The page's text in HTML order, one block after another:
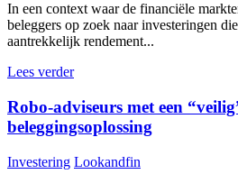
In een context waar de financiële
beleggers op zoek naar investeringen
aantrekkelijk rendement...
Lees verder
Robo-adviseurs met een
beleggingsoplossing
Investering Lookandfin